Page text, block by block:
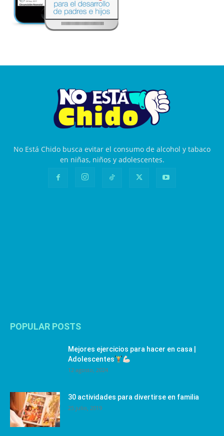
No Está Chido busca evitar el consumo de alcohol y tabaco
en niñas, niños y adolescentes.
POPULAR POSTS
Mejores ejercicios para hacer en casa |
Adolescentes
12 agosto, 2024
30 actividades para divertirse en familia
25 julio, 2019